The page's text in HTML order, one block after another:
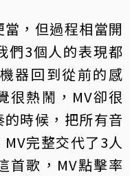
，但過程相當開
們3個人的表現都
器回到從前的感
很熱鬧，MV卻很
時候，把所有音
完整交代了3人
首歌，MV點擊率